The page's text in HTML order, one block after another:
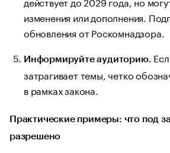
изменения или дополнения.
обновления от Роскомнадзора.
Информируйте аудиторию.
затрагивает темы, четко
в рамках закона.
Практические примеры: что под
разрешено